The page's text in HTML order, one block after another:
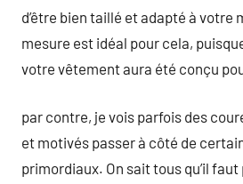
d’être bien taillé et adapté à votre
mesure est idéal pour cela,
votre vêtement aura été conçu
par contre, je vois parfois des
et motivés passer à côté de
primordiaux. On sait tous qu’il